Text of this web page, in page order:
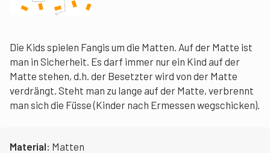
Die Kids spielen Fangis um die Matten. Auf der Matte ist
man in Sicherheit. Es darf immer nur ein Kind auf der
Matte stehen, d.h. der Besetzter wird von der Matte
verdrängt. Steht man zu lange auf der Matte, verbrennt
man sich die Füsse (Kinder nach Ermessen wegschicken).
Material: Matten